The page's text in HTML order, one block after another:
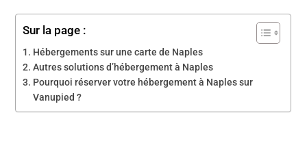
Sur la page :
Hébergements sur une carte de Naples
Autres solutions d’hébergement à Naples
Pourquoi réserver votre hébergement à Naples sur
Vanupied ?